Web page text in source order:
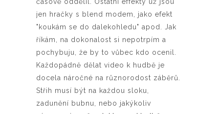
časově oddělil. Ostatní effekty už jsou
jen hračky s blend modem, jako efekt
"koukám se do dalekohledu" apod. Jak
říkám, na dokonalost si nepotrpím a
pochybuju, že by to vůbec kdo ocenil.
Každopádně dělat video k hudbě je
docela náročné na různorodost záběrů.
Střih musí být na každou sloku,
zadunění bubnu, nebo jakýkoliv